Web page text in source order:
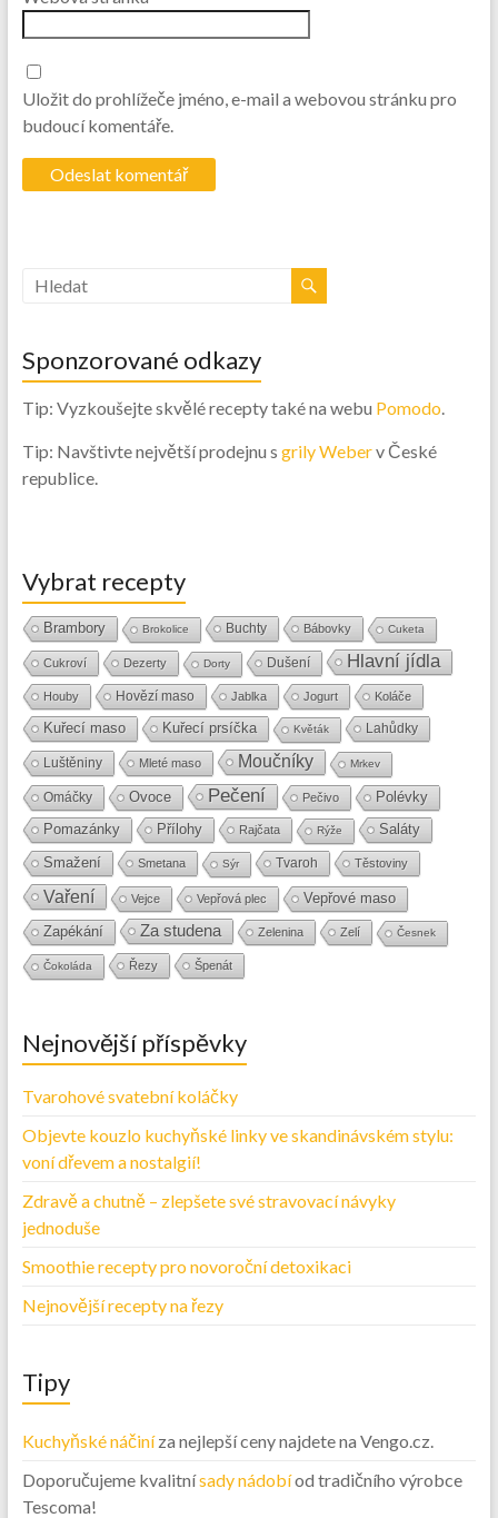
Uložit do prohlížeče jméno, e-mail a webovou stránku pro
budoucí komentáře.
Sponzorované odkazy
Tip: Vyzkoušejte skvělé recepty také na webu Pomodo.
Tip: Navštivte největší prodejnu s grily Weberv České
republice.
Vybrat recepty
Brambory Brokolice Buchty Bábovky Cuketa
Cukroví Dezerty Dorty Dušení Hlavní jídla
Houby Hovězí maso Jablka Jogurt Koláče
Kuřecí maso Kuřecí prsíčka Květák Lahůdky
Luštěniny Mleté maso Moučníky Mrkev
Omáčky Ovoce Pečení Pečivo Polévky
Pomazánky Přílohy Rajčata Rýže
Saláty
Smažení
Smetana Sýr Tvaroh Těstoviny
Vaření Vejce Vepřová plec
Vepřové maso
Zapékání
Za studena Zelenina Zelí Česnek
Čokoláda Řezy Špenát
Nejnovější příspěvky
Tvarohové svatební koláčky
Objevte kouzlo kuchyňské linky ve skandinávském stylu:
voní dřevem a nostalgií!
Zdravě a chutně – zlepšete své stravovací návyky
jednoduše
Smoothie recepty pro novoroční detoxikaci
Nejnovější recepty na řezy
Tipy
Kuchyňské náčiníza nejlepší ceny najdete na Vengo.cz.
Doporučujeme kvalitnísady nádobíod tradičního výrobce
Tescoma!